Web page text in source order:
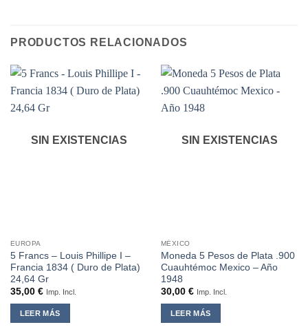
PRODUCTOS RELACIONADOS
SIN EXISTENCIAS
EUROPA
5 Francs – Louis Phillipe I –
Francia 1834 ( Duro de Plata)
24,64 Gr
35,00 € Imp. Incl.
LEER MÁS
SIN EXISTENCIAS
MÉXICO
Moneda 5 Pesos de Plata .900
Cuauhtémoc Mexico – Año
1948
30,00 € Imp. Incl.
LEER MÁS